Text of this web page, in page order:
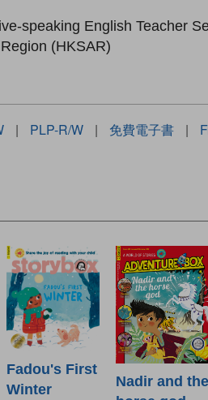
speaking English Teacher
(HKSAR)
| PLP-R/W | 免費電子書 |
Fadou's First
Winter
Nadir and the